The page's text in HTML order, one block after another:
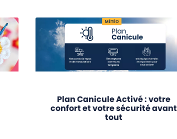
Plan Canicule Activé : votre
confort et votre sécurité avant
tout